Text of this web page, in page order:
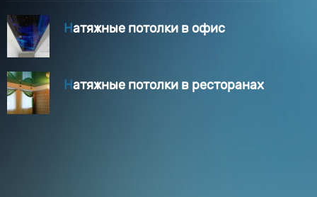
Натяжные потолки в офис
Натяжные потолки в ресторанах